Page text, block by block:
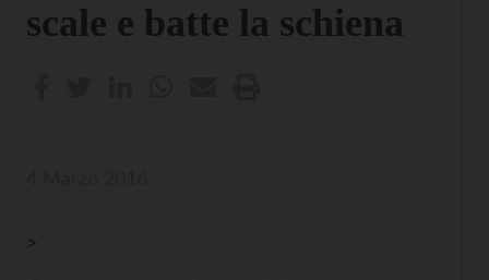
scale e batte la schiena
>